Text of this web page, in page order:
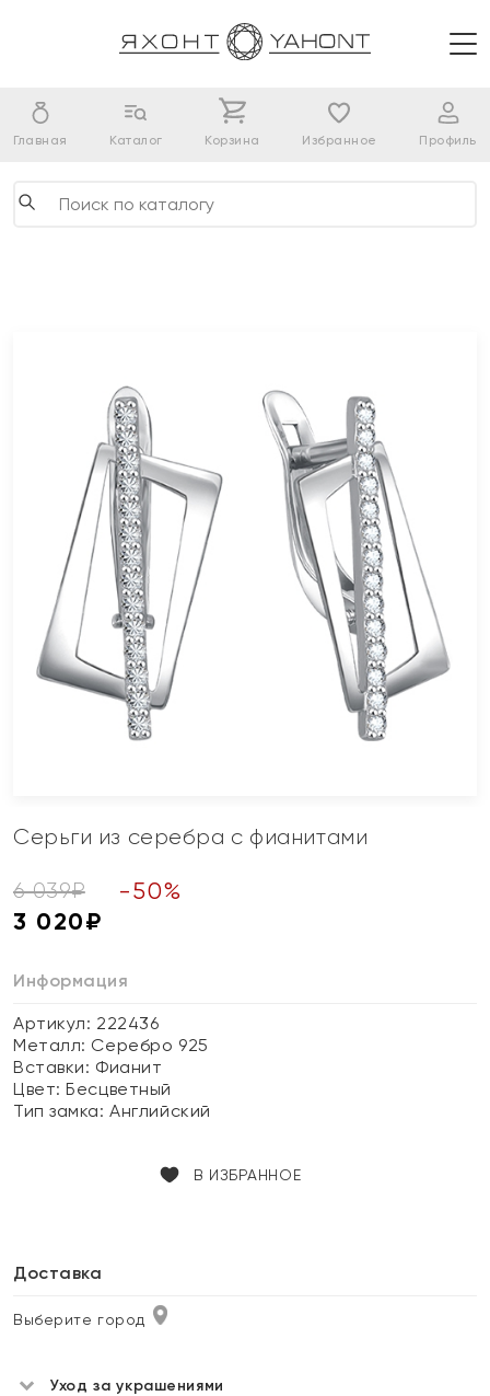
Главная Каталог Корзина Избранное Профиль
Серьги из серебра с фианитами
6 039₽ -50%
3 020₽
Информация
Артикул: 222436
Металл: Серебро 925
Вставки: Фианит
Цвет:Бесцветный
Тип замка:Английский
В ИЗБРАННОЕ
Доставка
Выберите город
Уход за украшениями